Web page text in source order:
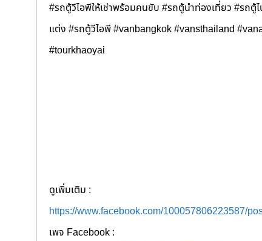
#รถตู้วีไอพีให้เช่าพร้อมคนขับ #รถตู้นำท่องเที่ยว #รถ
แต่ง #รถตู้วีไอพี #vanbangkok #vansthailand
#tourkhaoyai
ดูเพิ่มเติม :
https://www.facebook.com/100057806223587/
เพจ Facebook :